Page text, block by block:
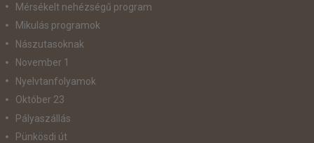
Mérsékelt nehézségű program
Mikulás programok
Nászutasoknak
November 1
Nyelvtanfolyamok
Október 23
Pályaszállás
Pünkösdi út